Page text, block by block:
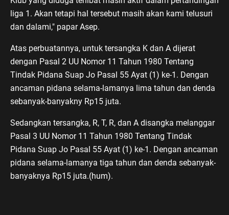
liga 1. Akan tetapi hal tersebut masih akan kami telusuri
dan dalami," papar Asep.
Atas perbuatannya, untuk tersangka K dan A dijerat
dengan Pasal 2 UU Nomor 11 Tahun 1980 Tentang
Tindak Pidana Suap Jo Pasal 55 Ayat (1) ke-1. Dengan
ancaman pidana selama-lamanya lima tahun dan denda
sebanyak-banyakny Rp15 juta.
Sedangkan tersangka, R, T, R, dan A disangka melanggar
Pasal 3 UU Nomor 11 Tahun 1980 Tentang Tindak
Pidana Suap Jo Pasal 55 Ayat (1) ke-1. Dengan ancaman
pidana selama-lamanya tiga tahun dan denda sebanyak-
banyaknya Rp15 juta.(hum).